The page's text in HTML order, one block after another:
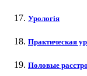
Урологія
Практическая
Половые